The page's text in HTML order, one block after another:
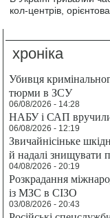
кол-центрів,
хроніка
Убивця
тюрми в ЗСУ
06/08/2026 - 14:28
НАБУ і САП
06/08/2026 - 12:19
Звичайнісіньке
й надалі знищувати
04/08/2026 - 20:19
Розкрадання
із МЗС в СІЗО
03/08/2026 - 20:43